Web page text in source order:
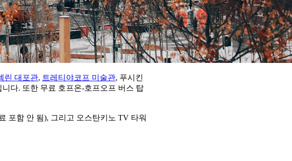
린 대포관, 트레티야코프 미술관, 푸시킨
다. 또한 무료 호프온-호프오프 버스 탑
포함 안 됨), 그리고 오스탄키노 TV 타워